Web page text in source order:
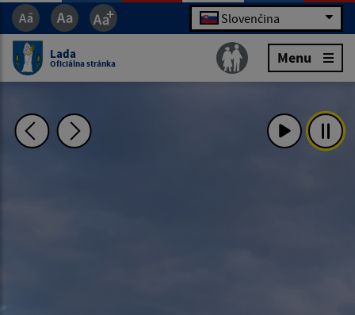
Slovenčina
Lada
Oficiálna stránka Menu